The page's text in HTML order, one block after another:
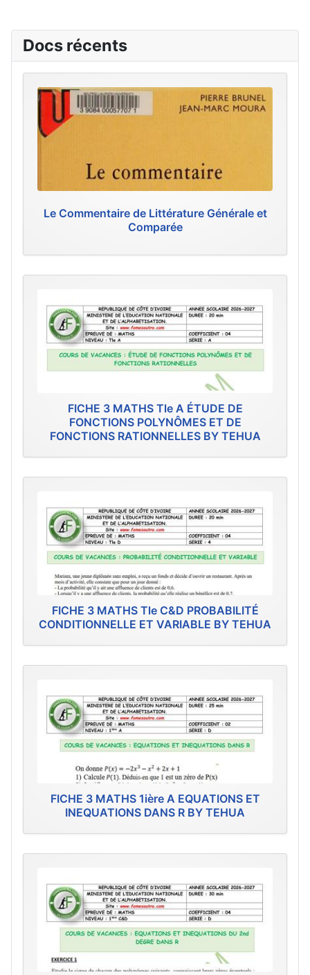
Docs récents
Le Commentaire de Littérature Générale et
Comparée
FICHE 3 MATHS Tle A ÉTUDE DE
FONCTIONS POLYNÔMES ET DE
FONCTIONS RATIONNELLES BY TEHUA
FICHE 3 MATHS Tle C&D PROBABILITÉ
CONDITIONNELLE ET VARIABLE BY TEHUA
FICHE 3 MATHS 1ière A EQUATIONS ET
INEQUATIONS DANS R BY TEHUA